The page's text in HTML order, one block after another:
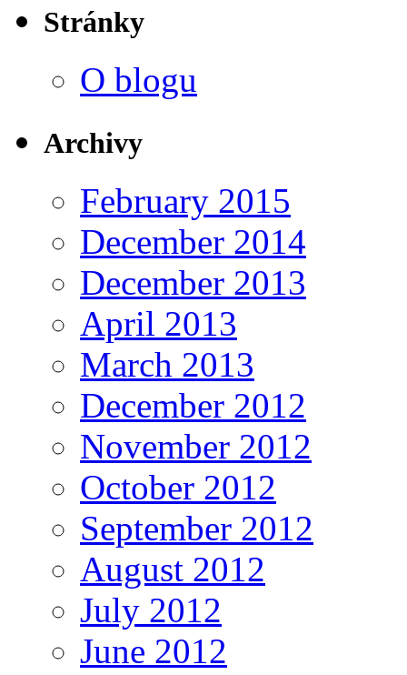
Stránky
O blogu
Archivy
February 2015
December 2014
December 2013
April 2013
March 2013
December 2012
November 2012
October 2012
September 2012
August 2012
July 2012
June 2012